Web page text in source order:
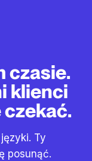
czasie.
klienci
czekać.
Ty
posunąć.